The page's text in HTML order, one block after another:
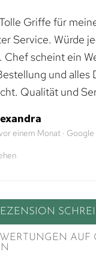
Griffe für
Service. Würde
Chef scheint ein
und alles
Qualität und
einem Monat · Google
AUF